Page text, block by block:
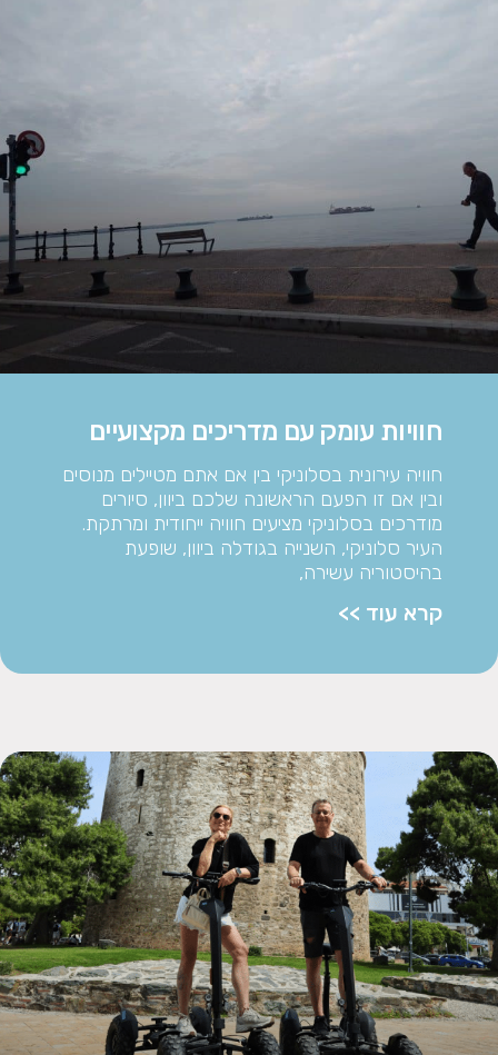
חוויות עומק עם מדריכים מקצועיים
חוויה עירונית בסלוניקי בין אם אתם מטיילים מנוסים
ובין אם זו הפעם הראשונה שלכם ביוון, סיורים
מודרכים בסלוניקי מציעים חוויה ייחודית ומרתקת.
העיר סלוניקי, השנייה בגודלה ביוון, שופעת
בהיסטוריה עשירה,
קרא עוד >>